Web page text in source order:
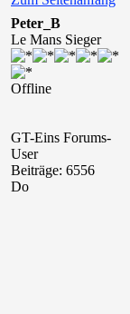
Peter_B
Le Mans Sieger
Offline
GT-Eins Forums-
User
Beiträge: 6556
Do